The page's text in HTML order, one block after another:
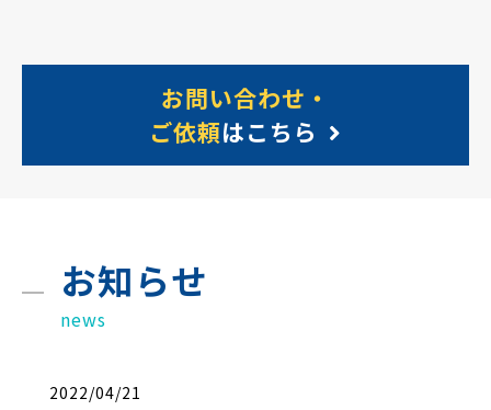
お問い合わせ・
ご依頼はこちら
お知らせ
news
2022/04/21